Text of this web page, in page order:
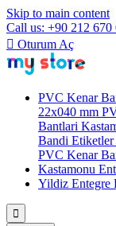
Skip to main content
Call us: +90 212
 Oturum Aç
PVC Kenar
22x040 mm
Bantlari
Bandi Etiketler
PVC Kenar
Kastamonu
Yildiz Entegre
